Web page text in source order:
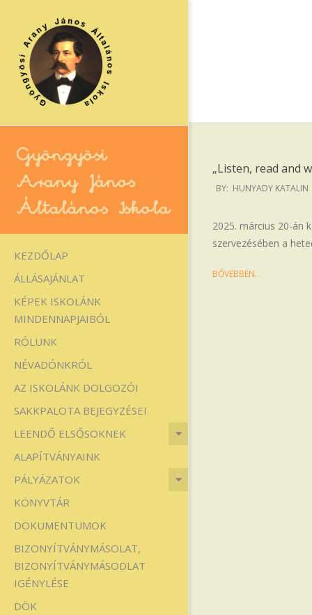
content
Gyöngyösi
Arany
János
Általános
Iskola
Primary
Navigation
Menu
KEZDŐLAP
ÁLLÁSAJÁNLAT
KÉPEK ISKOLÁNK
MINDENNAPJAIBÓL
RÓLUNK
NÉVADÓNKRÓL
AZ ISKOLÁNK DOLGOZÓI
SAKKPALOTA BEJEGYZÉSEI
LEENDŐ ELSŐSÖKNEK
ALAPÍTVÁNYAINK
PÁLYÁZATOK
KÖNYVTÁR
DOKUMENTUMOK
BIZONYÍTVÁNYMÁSOLAT,
BIZONYÍTVÁNYMÁSODLAT
IGÉNYLÉSE
DÖK
„Listen, read and
2025-
BY: HUNYADY KATALIN
2025. március 20-án
szervezésében a
BŐVEBBEN…